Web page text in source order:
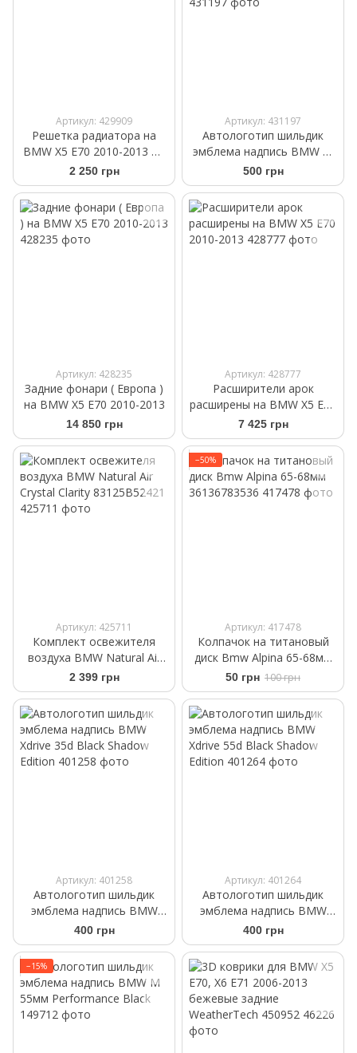
Артикул: 429909
Решетка радиатора на
BMW X5 E70 2010-2013 M-
color
2 250 грн
Артикул: 431197
Автологотип шильдик
эмблема надпись BMW M
Black Shadow Edition 45мм
500 грн
Артикул: 428235
Задние фонари ( Европа )
на BMW X5 E70 2010-2013
14 850 грн
Артикул: 428777
Расширители арок
расширены на BMW X5 E70
2010-2013
7 425 грн
Артикул: 425711
Комплект освежителя
воздуха BMW Natural Air
Crystal Clarity 83125B52421
2 399 грн
−50%
Артикул: 417478
Колпачок на титановый
диск Bmw Alpina 65-68мм
36136783536
50 грн 100 грн
Артикул: 401258
Автологотип шильдик
эмблема надпись BMW
Xdrive 35d Black Shadow
Edition
400 грн
Артикул: 401264
Автологотип шильдик
эмблема надпись BMW
Xdrive 55d Black Shadow
Edition
400 грн
−15%